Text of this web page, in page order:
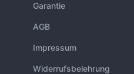
Garantie
AGB
Impressum
Widerrufsbelehrung